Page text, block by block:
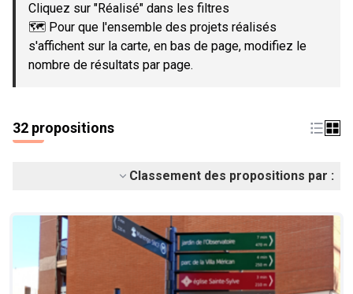
Cliquez sur "Réalisé" dans les filtres
🗺️ Pour que l'ensemble des projets réalisés
s'affichent sur la carte, en bas de page, modifiez le
nombre de résultats par page.
32 propositions
Classement des propositions par :